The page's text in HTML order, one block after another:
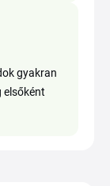
gyakran
elsőként